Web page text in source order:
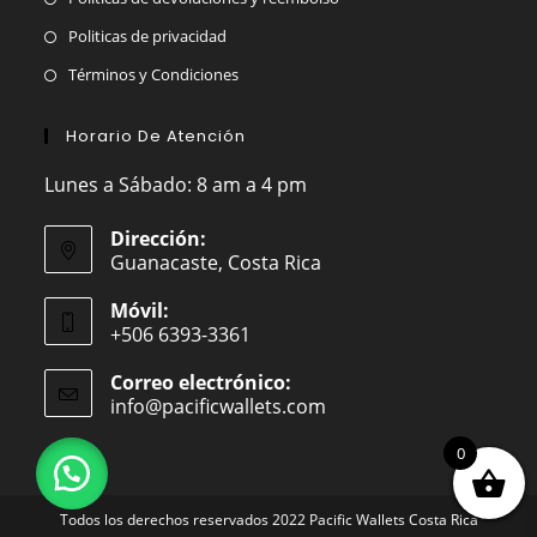
Politicas de privacidad
Términos y Condiciones
Horario De Atención
Lunes a Sábado: 8 am a 4 pm
Dirección:
Guanacaste, Costa Rica
Móvil:
+506 6393-3361
Correo electrónico:
info@pacificwallets.com
Todos los derechos reservados 2022 Pacific Wallets Costa Rica
0